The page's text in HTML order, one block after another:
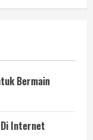
Bermain
Internet